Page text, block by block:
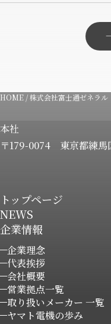
HOME /株式会社富士通ゼネラル
本社
〒179-0074 東京都練
トップページ
NEWS
企業情報
企業理念
代表挨拶
会社概要
営業拠点一覧
取り扱いメーカー 一覧
ヤマト電機の歩み